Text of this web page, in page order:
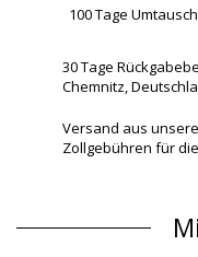
100 Tage
30 Tage
Chemnitz,
Versand aus
Zollgebühren für die